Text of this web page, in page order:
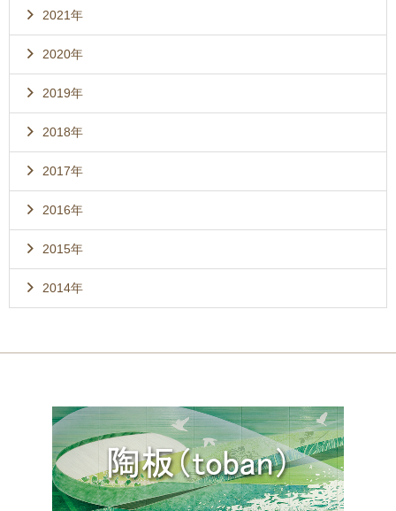
2021年
2020年
2019年
2018年
2017年
2016年
2015年
2014年